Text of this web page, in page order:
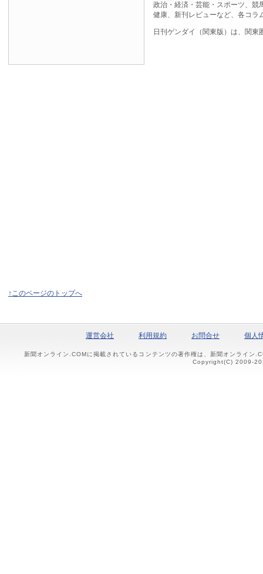
政治・経済・芸能・スポーツ、競
健康、新刊レビューなど、各コラ
日刊ゲンダイ（関東版）は、関
↑このページのトップへ
運営会社 利用規約 お問合せ 個人
新聞オンライン.COMに掲載されているコンテンツの著作権は、新聞オンライン
Copyright(C) 2009-